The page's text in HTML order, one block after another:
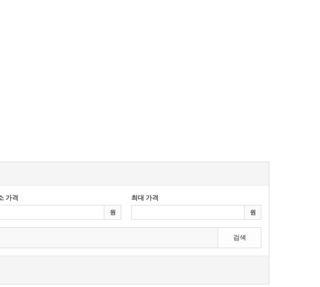
가격
원
최대 가격
원
검색